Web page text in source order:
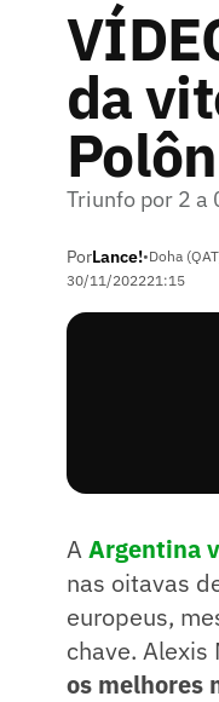
da
Triunfo por 2 a
PorLance!•Doha
30/11/202221:15
AArgentina
nas oitavas
europeus,
chave. Alexis
os melhores